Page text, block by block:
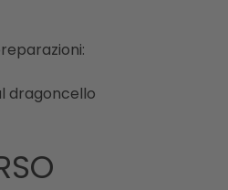
dragoncello